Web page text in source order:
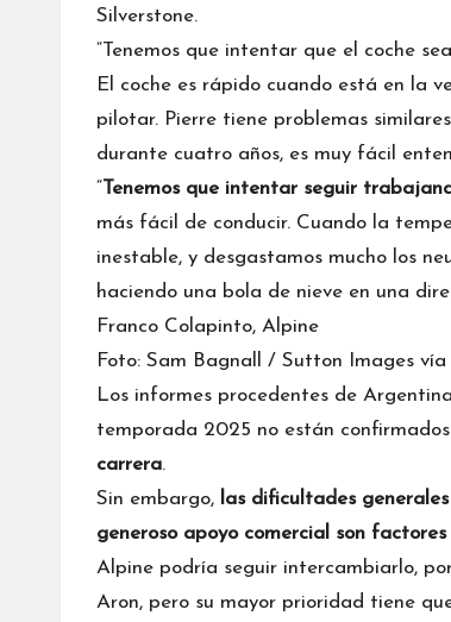
Silverstone.
“Tenemos que intentar que el coche
El coche es rápido cuando está en la
pilotar. Pierre tiene problemas
durante cuatro años, es muy fácil
“Tenemos que intentar seguir
más fácil de conducir. Cuando la
inestable, y desgastamos mucho los
haciendo una bola de nieve en una
Franco Colapinto, Alpine
Foto: Sam Bagnall / Sutton Images
Los informes procedentes de
temporada 2025 no están
carrera.
Sin embargo, las dificultades
generoso apoyo comercial son
Alpine podría seguir intercambiarlo,
Aron, pero su mayor prioridad tiene